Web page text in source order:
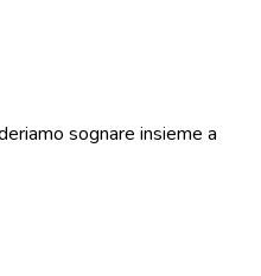
sognare insieme a